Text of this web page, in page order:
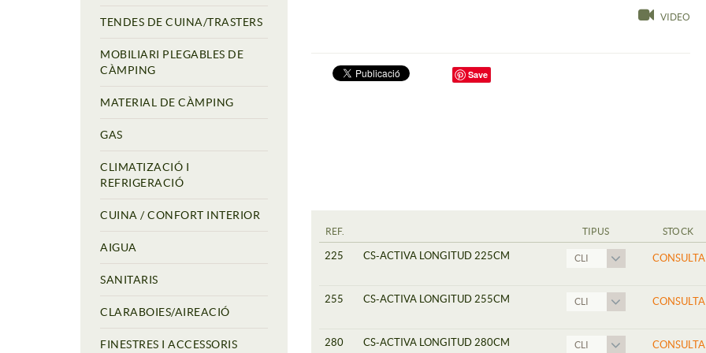
TENDES DE CUINA/TRASTERS
MOBILIARI PLEGABLES DE
CÀMPING
MATERIAL DE CÀMPING
GAS
CLIMATIZACIÓ I
REFRIGERACIÓ
CUINA / CONFORT INTERIOR
AIGUA
SANITARIS
CLARABOIES/AIREACIÓ
FINESTRES I ACCESSORIS
VIDEO
Save
REF. TIPUS STOCK
225 CS-ACTIVA LONGITUD 225CM CLI
255 CS-ACTIVA LONGITUD 255CM CLI
280 CS-ACTIVA LONGITUD 280CM CLI